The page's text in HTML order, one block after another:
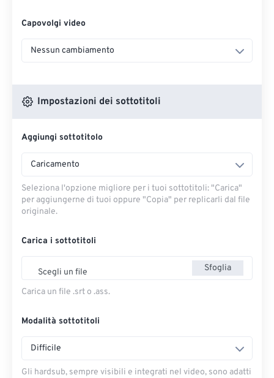
Capovolgi video
Nessun cambiamento
Impostazioni dei sottotitoli
Aggiungi sottotitolo
Caricamento
Seleziona l'opzione migliore per i tuoi sottotitoli: "Carica" ​​
per aggiungerne di tuoi oppure "Copia" per replicarli dal file
originale.
Carica i sottotitoli
Scegli un file Sfoglia
Carica un file .srt o .ass.
Modalità sottotitoli
Difficile
Gli hardsub, sempre visibili e integrati nel video, sono adatti